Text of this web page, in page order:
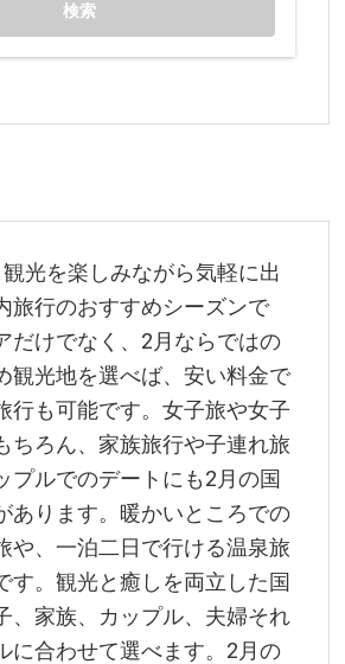
検索
光を楽しみながら気軽に出
旅行のおすすめシーズンで
だけでなく、2月ならではの
観光地を選べば、安い料金で
行も可能です。女子旅や女子
ちろん、家族旅行や子連れ旅
プルでのデートにも2月の国
あります。暖かいところでの
や、一泊二日で行ける温泉旅
す。観光と癒しを両立した国
、家族、カップル、夫婦それ
に合わせて選べます。2月の